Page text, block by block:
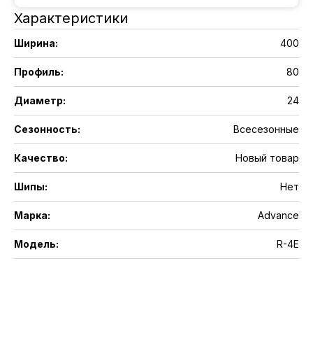
Характеристики
Ширина: 400
Профиль: 80
Диаметр: 24
Сезонность: Всесезонные
Качество: Новый товар
Шипы: Нет
Марка: Advance
Модель: R-4E